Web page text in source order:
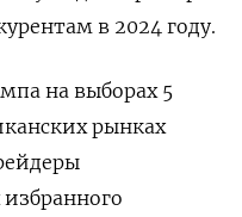
в 2024 году.
на выборах 5
рынках